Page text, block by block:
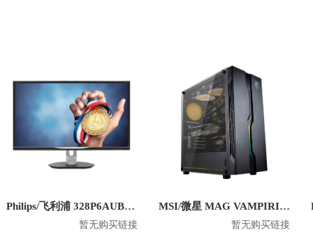
Philips/飞利浦 328P6AUBREB 31.5英寸 2K平面显示器
暂无购买链接
MSI/微星 MAG VAMPIRIC 010 玩派 游戏电脑机箱
暂无购买链接